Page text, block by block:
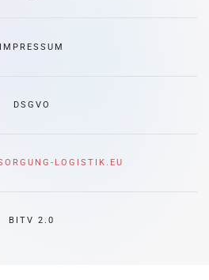
IMPRESSUM
DSGVO
LOGISTIK.EU
BITV 2.0